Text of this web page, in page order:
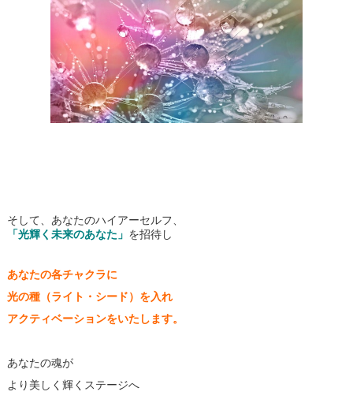
そして、あなたのハイアーセルフ、
「光輝く未来のあなた」 を招待し
あなたの各チャクラに
光の種（ライト・シード）を入れ
アクティベーションをいたします。
あなたの魂が
より美しく輝くステージへ